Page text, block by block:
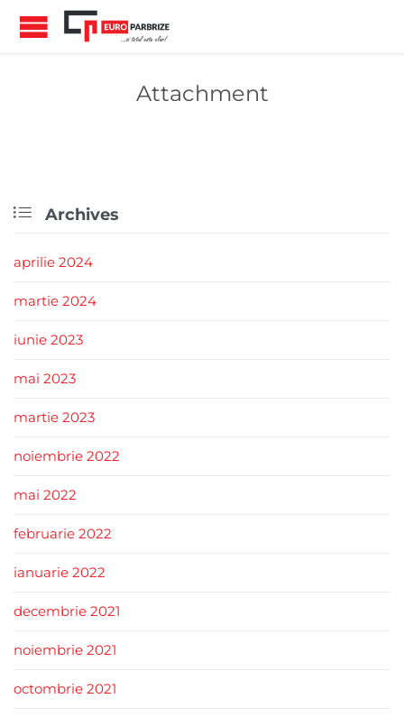
Attachment
 Archives
aprilie 2024
martie 2024
iunie 2023
mai 2023
martie 2023
noiembrie 2022
mai 2022
februarie 2022
ianuarie 2022
decembrie 2021
noiembrie 2021
octombrie 2021